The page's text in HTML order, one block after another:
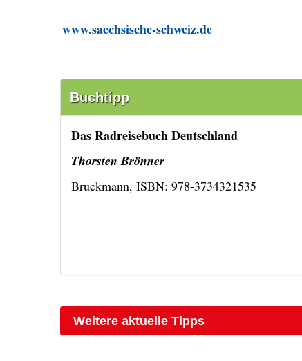
www.saechsische-schweiz.de
Buchtipp
Das Radreisebuch Deutschland
Thorsten Brönner
Bruckmann, ISBN: 978-3734321535
Weitere aktuelle Tipps